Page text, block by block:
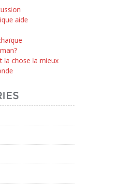
aide
la chose la mieux